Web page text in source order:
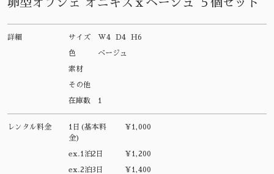
卵型オブジェ オニキスｘベージュ ５個セット
詳細 サイズ W4 D4 H6
色 ベージュ
素材
その他
在庫数 1
レンタル料金
1日(基本料
金)
¥1,000
ex.1泊2日 ¥1,200
ex.2泊3日 ¥1,400